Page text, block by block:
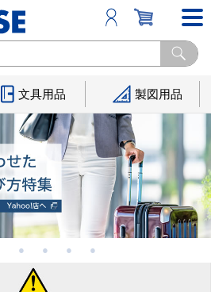
文具用品 製図用品